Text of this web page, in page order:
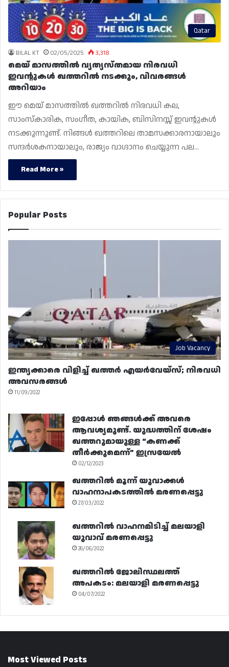
Qatar
BILAL KT 02/05/2025 3,318
മെയ് മാസത്തിൽ വ്യത്യസ്‌തമായ നിരവധി
ഇവന്റുകൾ ഖത്തറിൽ നടക്കും, വിവരങ്ങൾ
അറിയാം
ഈ മെയ് മാസത്തിൽ ഖത്തറിൽ നിരവധി കല,
സാംസ്‌കാരിക, സംഗീത, കായിക, ബിസിനസ്സ് ഇവന്റുകൾ
നടക്കുന്നുണ്ട്. നിങ്ങൾ ഖത്തറിലെ താമസക്കാരനായാലും
സന്ദർശകനായാലും, രാജ്യം വാഗ്ദാനം ചെയ്യുന്ന പല…
Read More »
Popular Posts
Job Vacancy
ഇന്ത്യക്കാരെ വിളിച്ച് ഖത്തർ എയർവേയ്‌സ്; നിരവധി
അവസരങ്ങൾ
11/09/2022
ഇപ്പോൾ ഞങ്ങൾക്ക് അവരെ
ആവശ്യമുണ്ട്. യുദ്ധത്തിന് ശേഷം
ഖത്തറുമായുള്ള “കണക്ക്
തീർക്കുമെന്ന്” ഇസ്രയേൽ
02/12/2023
ഖത്തറിൽ മൂന്ന് യുവാക്കൾ
വാഹനാപകടത്തിൽ മരണപ്പെട്ടു
27/03/2022
ഖത്തറിൽ വാഹനമിടിച്ച് മലയാളി
യുവാവ് മരണപ്പെട്ടു
26/06/2022
ഖത്തറിൽ ജോലിസ്ഥലത്ത്
അപകടം: മലയാളി മരണപ്പെട്ടു
04/07/2022
Most Viewed Posts